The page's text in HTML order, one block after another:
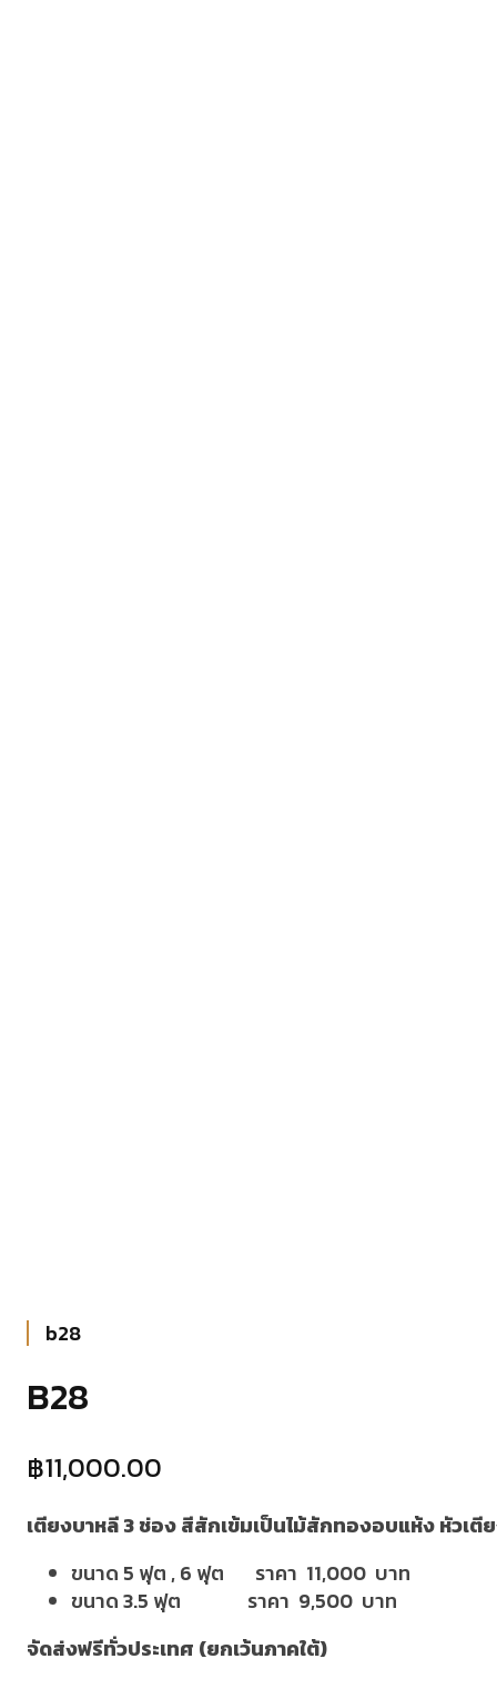
b28
B28
฿11,000.00
เตียงบาหลี 3 ช่อง สีสักเข้มเป็นไม้สักทองอบแห้ง หัวเตี
ขนาด 5 ฟุต , 6 ฟุต ราคา 11,000 บาท
ขนาด 3.5 ฟุต ราคา 9,500 บาท
จัดส่งฟรีทั่วประเทศ (ยกเว้นภาคใต้)